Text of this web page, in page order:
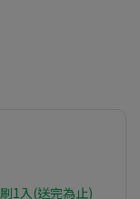
1入(送完為止)